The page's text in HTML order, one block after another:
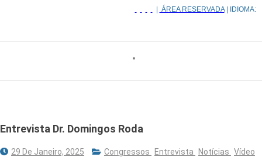
ÁREA RESERVADA| IDIOMA:
Entrevista Dr. Domingos Roda
29 De Janeiro, 2025 Congressos Entrevista Notícias Vídeo